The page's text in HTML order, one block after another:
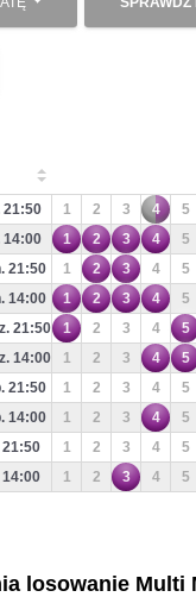
21:50 1 2 3 4 5
14:00 1 2 3 4 5
21:50 1 2 3 4 5
14:00 1 2 3 4 5
21:50 1 2 3 4 5
14:00 1 2 3 4 5
21:50 1 2 3 4 5
14:00 1 2 3 4 5
1 2 3 4 5
1 2 3 4 5
losowanie Multi